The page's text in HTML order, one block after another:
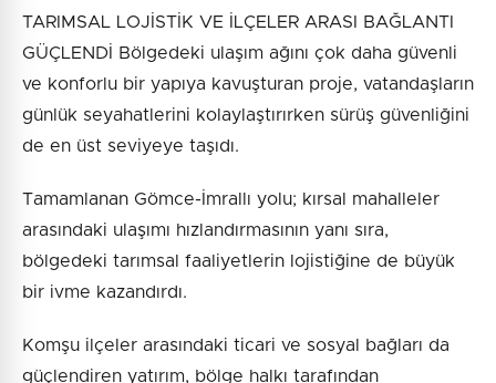
TARIMSAL LOJİSTİK VE İLÇELER ARASI BAĞLANTI
GÜÇLENDİ Bölgedeki ulaşım ağını çok daha güvenli
ve konforlu bir yapıya kavuşturan proje, vatandaşların
günlük seyahatlerini kolaylaştırırken sürüş güvenliğini
de en üst seviyeye taşıdı.
Tamamlanan Gömce-İmrallı yolu; kırsal mahalleler
arasındaki ulaşımı hızlandırmasının yanı sıra,
bölgedeki tarımsal faaliyetlerin lojistiğine de büyük
bir ivme kazandırdı.
Komşu ilçeler arasındaki ticari ve sosyal bağları da
güçlendiren yatırım, bölge halkı tarafından